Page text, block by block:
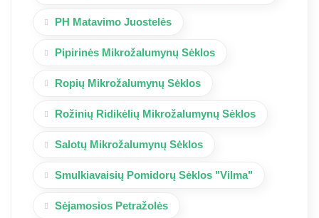
PH Matavimo Juostelės
Pipirinės Mikrožalumynų Sėklos
Ropių Mikrožalumynų Sėklos
Rožinių Ridikėlių Mikrožalumynų Sėklos
Salotų Mikrožalumynų Sėklos
Smulkiavaisių Pomidorų Sėklos "Vilma"
Sėjamosios Petražolės